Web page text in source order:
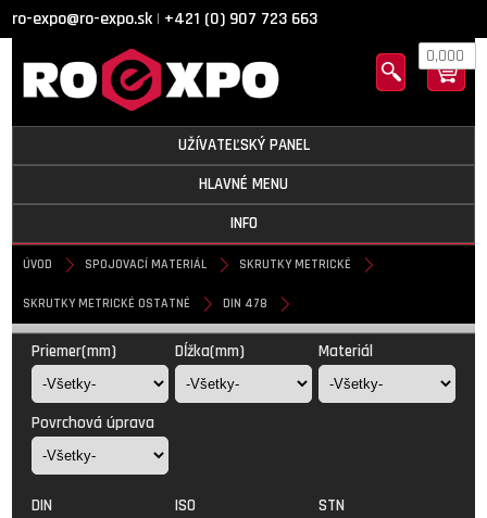
ro-expo@ro-expo.sk | +421 (0) 907 723 663
0,000
UŽÍVATEĽSKÝ PANEL
HLAVNÉ MENU
INFO
ÚVOD SPOJOVACÍ MATERIÁL SKRUTKY METRICKÉ
SKRUTKY METRICKÉ OSTATNÉ DIN 478
DIN 478
Priemer(mm) Dĺžka(mm) Materiál
Povrchová úprava
DIN ISO STN